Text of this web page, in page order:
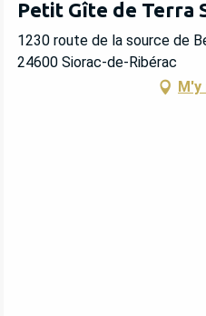
Petit Gîte de Terra
1230 route de la source de
24600 Siorac-de-Ribérac